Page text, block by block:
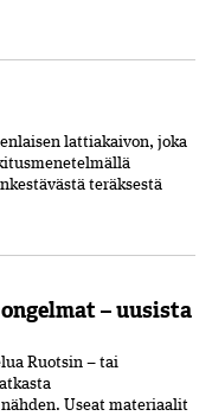
lattiakaivon, joka
teräksestä
– uusista
Ruotsin – tai
Useat materiaalit